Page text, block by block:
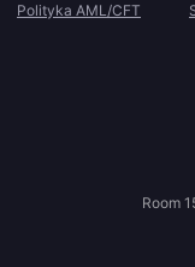
Polityka AML/CFT
Room